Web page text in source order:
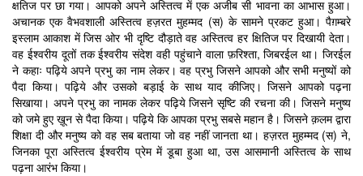
क्षतिज पर छा गया। आपको अपने अस्तित्व में एक अजीब सी भावना का आभास हुआ।
अचानक एक वैभवशाली अस्तित्व हज़रत मुहम्मद (स) के सामने प्रकट हुआ। पैग़म्बरे
इस्लाम आकाश में जिस ओर भी दृष्टि दौड़ाते वह अस्तित्व हर क्षितिज पर दिखायी देता।
वह ईश्वरीय दूतों तक ईश्वरीय संदेश वही पहुंचाने वाला फ़रिश्ता, जिबरईल था। जिरईल
ने कहाः पढ़िये अपने प्रभु का नाम लेकर। वह प्रभु जिसने आपको और सभी मनुष्यों को
पैदा किया। पढ़िये और उसको बड़ाई के साथ याद कीजिए। जिसने आपको पढ़ना
सिखाया। अपने प्रभु का नामक लेकर पढ़िये जिसने सृष्टि की रचना की। जिसने मनुष्य
को जमे हुए ख़ून से पैदा किया। पढ़िये कि आपका प्रभु सबसे महान है। जिसने क़लम द्वारा
शिक्षा दी और मनुष्य को वह सब बताया जो वह नहीं जानता था। हज़रत मुहम्मद (स) ने,
जिनका पूरा अस्तित्व ईश्वरीय प्रेम में डूबा हुआ था, उस आसमानी अस्तित्व के साथ
पढ़ना आरंभ किया।